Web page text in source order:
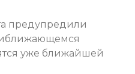
предупредили
уже ближайшей